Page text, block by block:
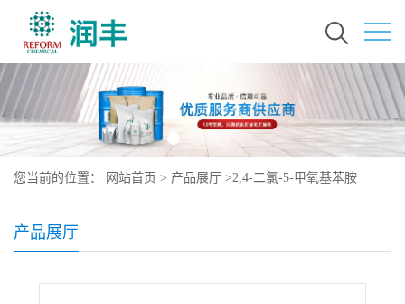
您当前的位置： 网站首页 > 产品展厅 >2,4-二氯-5-甲氧基苯胺
产品展厅